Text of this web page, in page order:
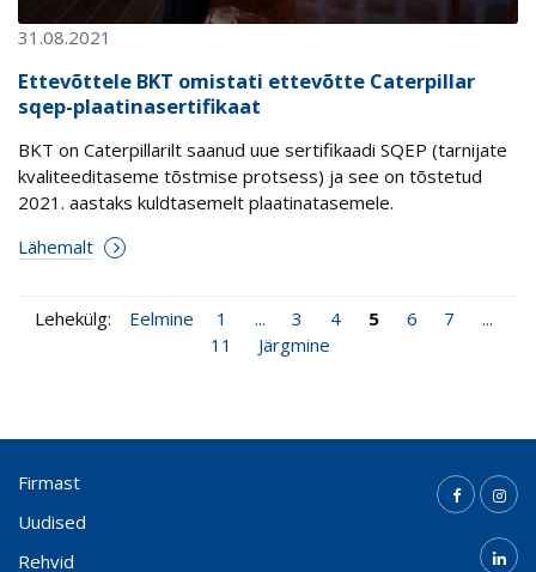
31.08.2021
Ettevõttele BKT omistati ettevõtte Caterpillar
sqep-plaatinasertifikaat
BKT on Caterpillarilt saanud uue sertifikaadi SQEP (tarnijate
kvaliteeditaseme tõstmise protsess) ja see on tõstetud
2021. aastaks kuldtasemelt plaatinatasemele.
Lähemalt
Lehekülg: Eelmine 1 ... 3 4 5 6 7
...
11
Järgmine
Firmast
Uudised
Rehvid